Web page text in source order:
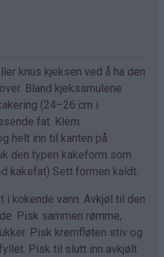
knus kjeksen ved å ha den
Bland kjekssmulene
(24–26 cm i
fat. Klem
helt inn til kanten på
den typen kakeform som
kakefat) Sett formen kaldt.
kokende vann. Avkjøl til den
Pisk sammen rømme,
Pisk kremfløten stiv og
Pisk til slutt inn avkjølt